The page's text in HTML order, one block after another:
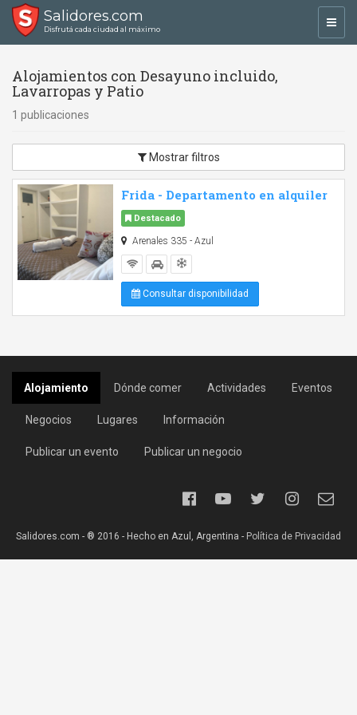
Salidores.com
Disfrutá cada ciudad al máximo
Alojamientos con Desayuno incluido,
Lavarropas y Patio
1 publicaciones
Mostrar filtros
Frida - Departamento en alquiler
Destacado
Arenales 335 - Azul
Consultar disponibilidad
Alojamiento Dónde comer Actividades Eventos
Negocios Lugares Información
Publicar un evento Publicar un negocio
Salidores.com - ® 2016 - Hecho en Azul, Argentina - Política de Privacidad